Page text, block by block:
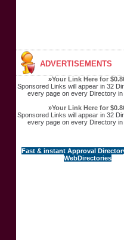
ADVERTISEMENTS
»Your Link Here for
Sponsored Links will appear in 32
every page on every Directory in
»Your Link Here for
Sponsored Links will appear in 32
every page on every Directory in
Fast & instant Approval
WebDirectories